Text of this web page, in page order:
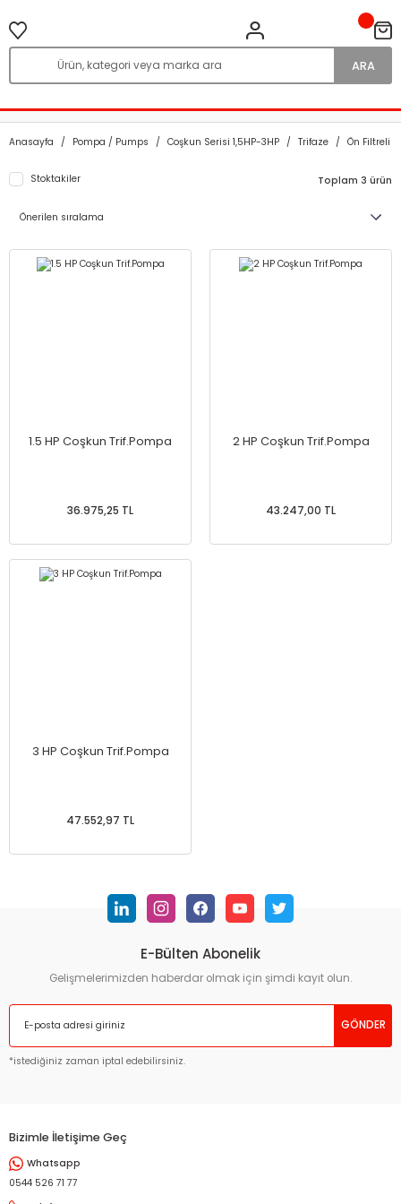
ARA
Anasayfa Pompa / Pumps Coşkun Serisi 1,5HP-3HP Trifaze Ön Filtreli
Stoktakiler Toplam 3 ürün
1.5 HP Coşkun Trif.Pompa
36.975,25 TL
2 HP Coşkun Trif.Pompa
43.247,00 TL
3 HP Coşkun Trif.Pompa
47.552,97 TL
E-Bülten Abonelik
Gelişmelerimizden haberdar olmak için şimdi kayıt olun.
GÖNDER
*istediğiniz zaman iptal edebilirsiniz.
Bizimle İletişime Geç
Whatsapp
0544 526 71 77